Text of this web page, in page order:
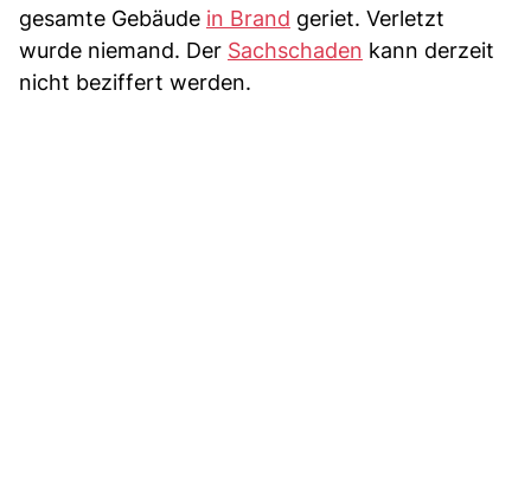
gesamte Gebäude in Brand geriet. Verletzt
wurde niemand. Der Sachschaden kann derzeit
nicht beziffert werden.